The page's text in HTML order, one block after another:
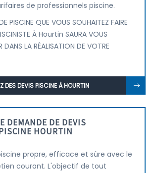
de professionnels piscine.
PISCINE QUE VOUS SOUHAITEZ FAIRE
À Hourtin SAURA VOUS
LA RÉALISATION DE VOTRE
DES DEVIS PISCINE À HOURTIN
DEMANDE DE DEVIS
HOURTIN
propre, efficace et sûre avec le
courant. L'objectif de tout